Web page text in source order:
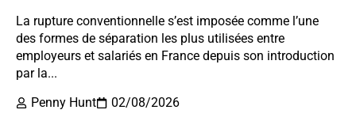
La rupture conventionnelle s’est imposée comme l’une
des formes de séparation les plus utilisées entre
employeurs et salariés en France depuis son introduction
par la...
Penny Hunt
02/08/2026